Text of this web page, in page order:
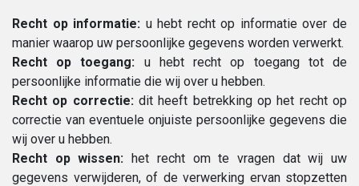
Recht op informatie: u hebt recht op informatie over de
manier waarop uw persoonlijke gegevens worden verwerkt.
Recht op toegang: u hebt recht op toegang tot de
persoonlijke informatie die wij over u hebben.
Recht op correctie:dit heeft betrekking op het recht op
correctie van eventuele onjuiste persoonlijke gegevens die
wij over u hebben.
Recht op wissen: het recht om te vragen dat wij uw
gegevens verwijderen, of de verwerking ervan stopzetten